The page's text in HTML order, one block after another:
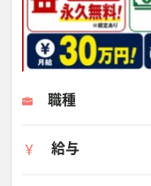
職種
給与